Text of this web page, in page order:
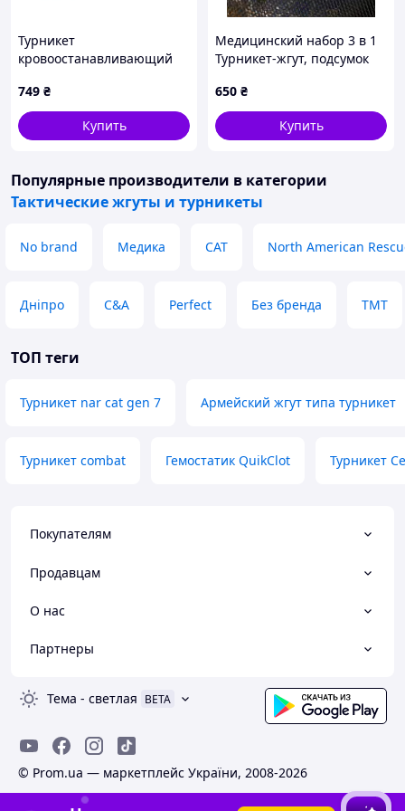
Турникет
кровоостанавливающий
749 ₴
Купить
Медицинский набор 3 в 1
Турникет-жгут, подсумок
тактические медицинские
ножницы EMT черный
ВТ5408
650 ₴
Купить
Популярные производители в категории
Тактические жгуты и турникеты
No brand Медика CAT North American
Дніпро C&A Perfect Без бренда TMT
ТОП теги
Турникет nar cat gen 7 Армейский жгут типа турникет
Турникет combat Гемостатик QuikClot Турникет
Покупателям
Продавцам
О нас
Партнеры
Тема - светлая BETA
© Prom.ua — маркетплейс України, 2008-2026